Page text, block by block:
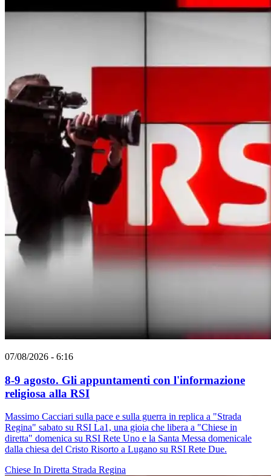
07/08/2026 - 6:16
8-9 agosto. Gli appuntamenti con l'informazione
religiosa alla RSI
Massimo Cacciari sulla pace e sulla guerra in replica a "Strada
Regina" sabato su RSI La1, una gioia che libera a "Chiese in
diretta" domenica su RSI Rete Uno e la Santa Messa domenicale
dalla chiesa del Cristo Risorto a Lugano su RSI Rete Due.
Chiese In Diretta Strada Regina